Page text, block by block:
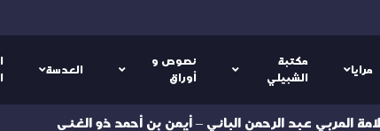
مرايا
مكتبة
الشبيلي
نصوص و
أوراق
العدسة
المربي عبد الرحمن الباني – أيمن بن أحمد ذو الغنى